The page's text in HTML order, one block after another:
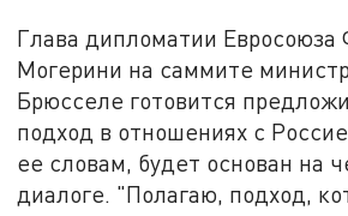
Глава дипломатии Евросоюза
Могерини на саммите
Брюсселе готовится
подход в отношениях с
ее словам, будет основан на
диалоге. "Полагаю, подход,